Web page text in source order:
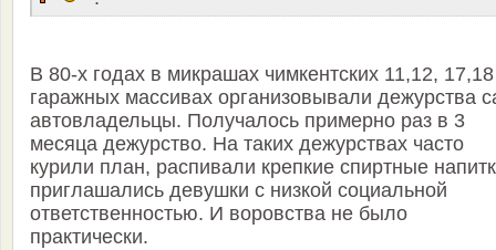
В 80-х годах в микрашах чимкентских 11,12,
гаражных массивах организовывали дежурства
автовладельцы. Получалось примерно раз в 3
месяца дежурство. На таких дежурствах часто
курили план, распивали крепкие спиртные
приглашались девушки с низкой социальной
ответственностью. И воровства не было
практически.